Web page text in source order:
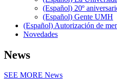
(Español) 20º
(Español) Gente UMH
(Español) Autorización de
Novedades
News
SEE MORE News